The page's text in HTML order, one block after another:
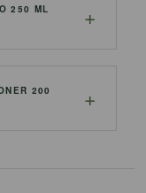
250 ML
200